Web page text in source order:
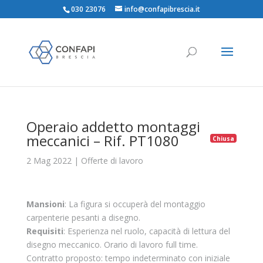
030 23076 info@confapibrescia.it
Operaio addetto montaggi
meccanici – Rif. PT1080 Chiusa
2 Mag 2022| Offerte di lavoro
Mansioni: La figura si occuperà del montaggio
carpenterie pesanti a disegno.
Requisiti: Esperienza nel ruolo, capacità di lettura del
disegno meccanico. Orario di lavoro full time.
Contratto proposto: tempo indeterminato con iniziale